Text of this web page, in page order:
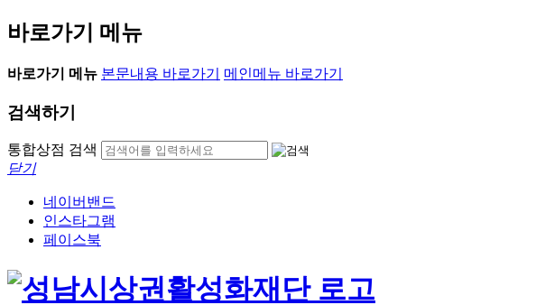
바로가기 메뉴
바로가기 메뉴 본문내용 바로가기 메인메뉴 바로가기
검색하기
통합상점 검색
닫기
네이버밴드
인스타그램
페이스북